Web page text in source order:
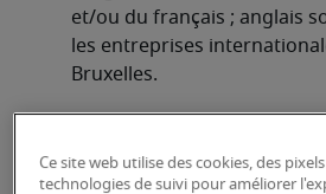
et/ou du français ; anglais
les entreprises
Bruxelles.
l’oral qu’à l’écrit.
Ce site web utilise des cookies, des
technologies de suivi pour améliorer